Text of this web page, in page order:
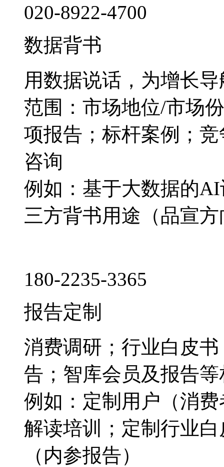
020-8922-4700
数据背书
用数据说话，为增长导
范围：市场地位/市场
项报告；标杆案例；
咨询
例如：基于大数据的
三方背书用途（品宣
180-2235-3365
报告定制
消费调研；行业白皮
告；智库会员及报告
例如：定制用户（消
解读培训；定制行业
（内参报告）